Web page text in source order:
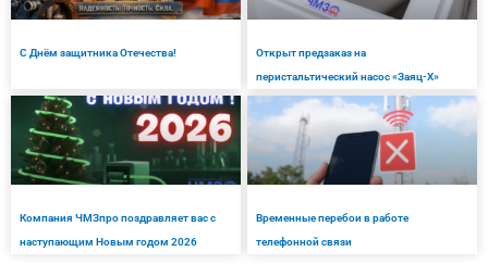
С Днём защитника Отечества!
Открыт предзаказ на
перистальтический насос «Заяц-Х»
Компания ЧМЗпро поздравляет вас с
наступающим Новым годом 2026
Временные перебои в работе
телефонной связи